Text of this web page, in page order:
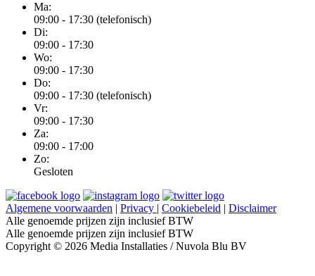
Ma:
09:00 - 17:30 (telefonisch)
Di:
09:00 - 17:30
Wo:
09:00 - 17:30
Do:
09:00 - 17:30 (telefonisch)
Vr:
09:00 - 17:30
Za:
09:00 - 17:00
Zo:
Gesloten
Algemene voorwaarden | Privacy | Cookiebeleid | Disclaimer
Alle genoemde prijzen zijn inclusief BTW
Alle genoemde prijzen zijn inclusief BTW
Copyright © 2026 Media Installaties / Nuvola Blu BV